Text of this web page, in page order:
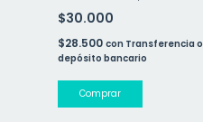
$30.000
$28.500 con Transferencia o
depósito bancario